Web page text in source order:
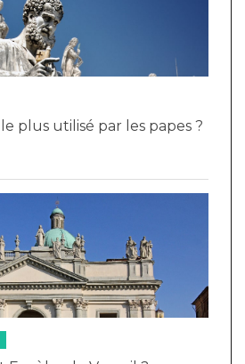
plus utilisé par les papes ?